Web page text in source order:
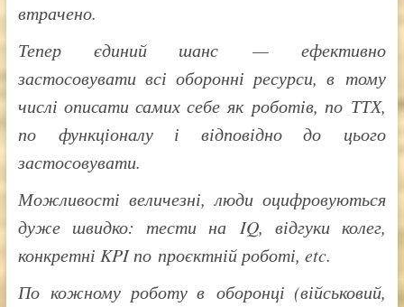
втрачено.
Тепер єдиний шанс — ефективно
застосовувати всі оборонні ресурси, в тому
числі описати самих себе як роботів, по ТТХ,
по функціоналу і відповідно до цього
застосовувати.
Можливості величезні, люди оцифровуються
дуже швидко: тести на IQ, відгуки колег,
конкретні KPI по проєктній роботі, etc.
По кожному роботу в оборонці (військовий,